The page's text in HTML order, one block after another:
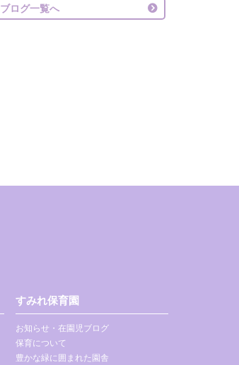
ブログ一覧へ
すみれ保育園
お知らせ・在園児ブログ
保育について
豊かな緑に囲まれた園舎